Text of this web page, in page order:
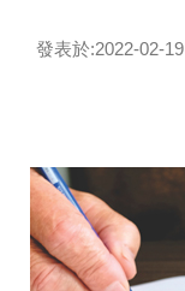
發表於:2022-02-19